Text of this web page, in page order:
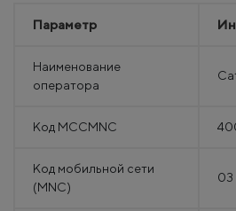
Параметр
Наименование
оператора
Код MCCMNC
Код мобильной сети
(MNC)
03